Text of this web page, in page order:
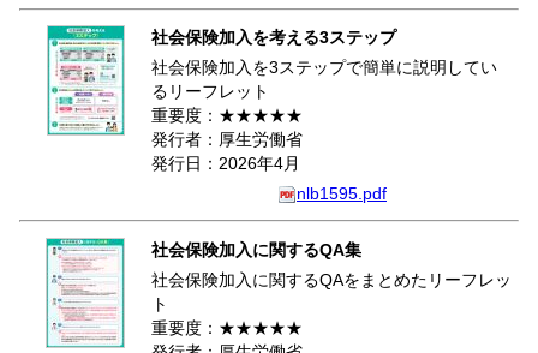
社会保険加入を考える3ステップ
社会保険加入を3ステップで簡単に説明してい
るリーフレット
重要度：★★★★★
発行者：厚生労働省
発行日：2026年4月
nlb1595.pdf
社会保険加入に関するQA集
社会保険加入に関するQAをまとめたリーフレッ
ト
重要度：★★★★★